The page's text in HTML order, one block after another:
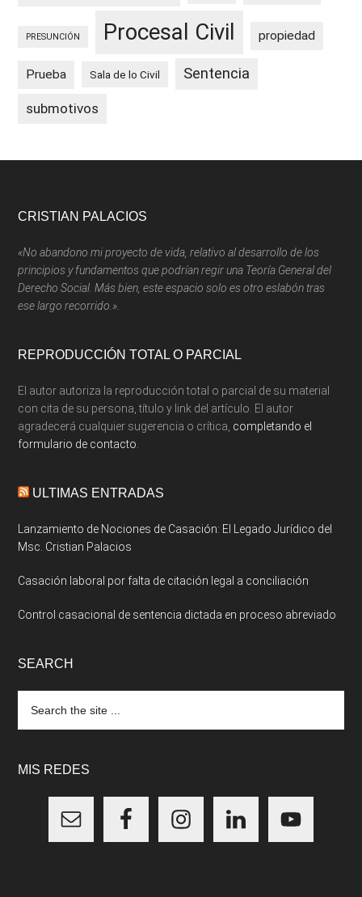
PRESUNCIÓN Procesal Civil propiedad
Prueba Sala de lo Civil Sentencia
submotivos
Footer
CRISTIAN PALACIOS
«No abandono mi proyecto de vida, relativo al desarrollo de los
principios y fundamentos que podrían regir una Teoría General del
Derecho Social. Más bien, este espacio solo es otro eslabón tras
ese largo recorrido.».
REPRODUCCIÓN TOTAL O PARCIAL
El autor autoriza la reproducción total o parcial de su material
con cita de su persona, título y link del artículo. El autor
agradecerá cualquier sugerencia o crítica, completando el
formulario de contacto.
ULTIMAS ENTRADAS
Lanzamiento de Nociones de Casación: El Legado Jurídico del
Msc. Cristian Palacios
Casación laboral por falta de citación legal a conciliación
Control casacional de sentencia dictada en proceso abreviado
SEARCH
the
MIS REDES